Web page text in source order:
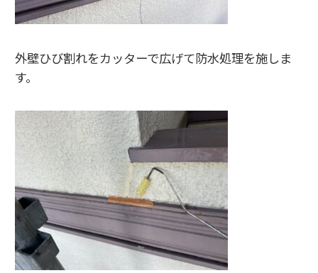
外壁ひび割れをカッターで広げて防水処理を施しま
す。